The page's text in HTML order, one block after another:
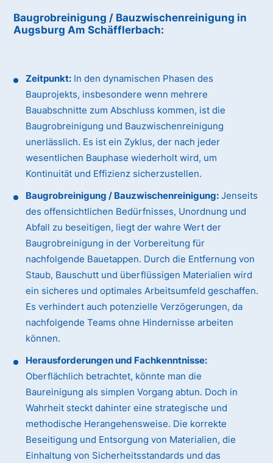
Baugrobreinigung / Bauzwischenreinigung in
Augsburg Am Schäfflerbach:
Zeitpunkt: In den dynamischen Phasen des
Bauprojekts, insbesondere wenn mehrere
Bauabschnitte zum Abschluss kommen, ist die
Baugrobreinigung und Bauzwischenreinigung
unerlässlich. Es ist ein Zyklus, der nach jeder
wesentlichen Bauphase wiederholt wird, um
Kontinuität und Effizienz sicherzustellen.
Baugrobreinigung / Bauzwischenreinigung: Jenseits
des offensichtlichen Bedürfnisses, Unordnung und
Abfall zu beseitigen, liegt der wahre Wert der
Baugrobreinigung in der Vorbereitung für
nachfolgende Bauetappen. Durch die Entfernung von
Staub, Bauschutt und überflüssigen Materialien wird
ein sicheres und optimales Arbeitsumfeld geschaffen.
Es verhindert auch potenzielle Verzögerungen, da
nachfolgende Teams ohne Hindernisse arbeiten
können.
Herausforderungen und Fachkenntnisse:
Oberflächlich betrachtet, könnte man die
Baureinigung als simplen Vorgang abtun. Doch in
Wahrheit steckt dahinter eine strategische und
methodische Herangehensweise. Die korrekte
Beseitigung und Entsorgung von Materialien, die
Einhaltung von Sicherheitsstandards und das